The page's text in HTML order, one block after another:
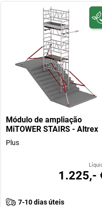
Módulo de ampliação
MiTOWER STAIRS - Altrex
Plus
1.225,-
7-10 dias úteis